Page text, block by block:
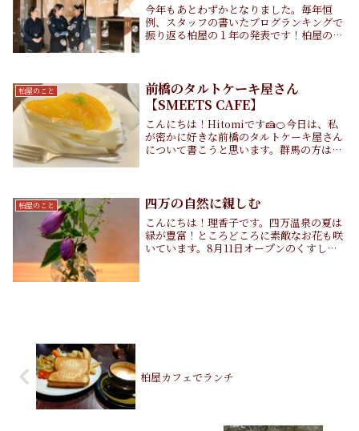
今年もあとわずかとなりました。毎年恒
例、スタッフの書いたブログランキングで
振り返る柏屋の１年の発表です！柏屋の1
タッフが書い...
柏屋のこと
前橋のタルトケーキ屋さん
【SMEETS CAFE】
こんにちは！Hitomiです🍰🍊今日は、私
が密かに好きな前橋のタルトケーキ屋さん
について書こうと思います。群馬の方は知
るお店で...
柏屋のこと 四万の自然に親しむ
こんにちは！理香子です。四万温泉の夏は
緑が豊富！ところどころに素敵なお花も咲
いています。8月11日オープンのくすしき
柏屋カフェでランチ